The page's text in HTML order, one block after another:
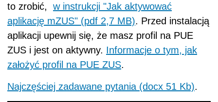
to zrobić, w instrukcji "Jak aktywować
aplikację mZUS" (pdf 2,7 MB). Przed instalacją
aplikacji upewnij się, że masz profil na PUE
ZUS i jest on aktywny. Informacje o tym, jak
założyć profil na PUE ZUS.
Najczęściej zadawane pytania (docx 51 Kb).